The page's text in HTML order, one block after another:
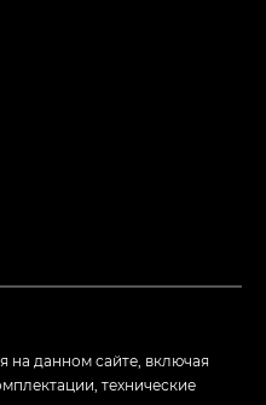
на данном сайте, включая
технические